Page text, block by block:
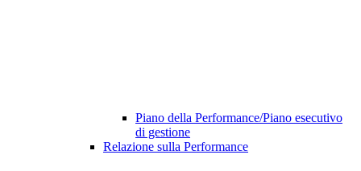
Piano della Performance/Piano esecutivo
di gestione
Relazione sulla Performance